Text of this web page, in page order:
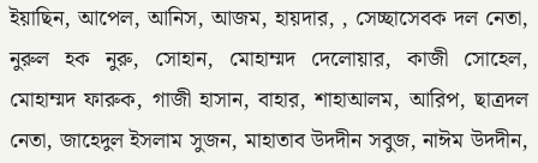
ইয়াছিন, আপেল, আনিস, আজম, হায়দার, , সেচ্ছাসেবক দল নেতা,
নুরুল হক নুরু, সোহান, মোহাম্মদ দেলোয়ার, কাজী সোহেল,
মোহাম্মদ ফারুক, গাজী হাসান, বাহার, শাহাআলম, আরিপ, ছাত্রদল
নেতা, জাহেদুল ইসলাম সুজন, মাহাতাব উদদীন সবুজ, নাঈম উদদীন,